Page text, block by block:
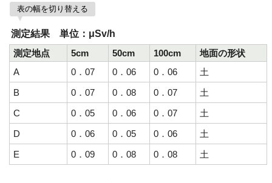
表の幅を切り替える
測定結果 単位：μSv/h
測定地点
5cm 50cm 100cm
地面の形状
A
0．07 0．06 0．06
土
B
0．07 0．08 0．07
土
C
0．05 0．06 0．07
土
D
0．06 0．05 0．06
土
E
0．09 0．08 0．08 土